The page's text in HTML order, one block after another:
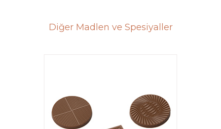
Diğer Madlen ve Spesiyaller